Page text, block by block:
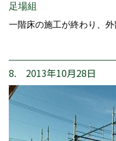
足場組
一階床の施工が終わり、
8. 2013年10月28日